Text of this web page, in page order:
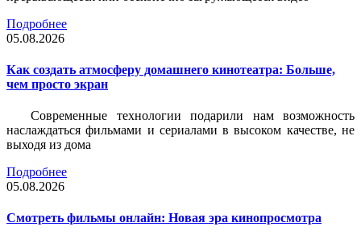
Подробнее
05.08.2026
Как создать атмосферу домашнего кинотеатра: Больше,
чем просто экран
Современные технологии подарили нам возможность
наслаждаться фильмами и сериалами в высоком качестве, не
выходя из дома
Подробнее
05.08.2026
Смотреть фильмы онлайн: Новая эра кинопросмотра